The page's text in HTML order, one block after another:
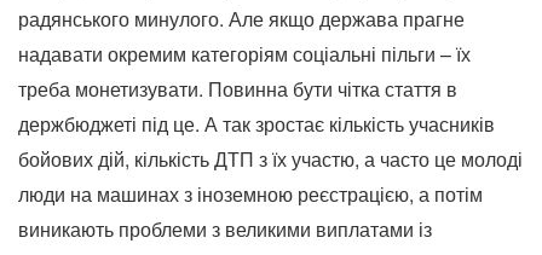
радянського минулого. Але якщо держава прагне
надавати окремим категоріям соціальні пільги – їх
треба монетизувати. Повинна бути чітка стаття в
держбюджеті під це. А так зростає кількість учасників
бойових дій, кількість ДТП з їх участю, а часто це молоді
люди на машинах з іноземною реєстрацією, а потім
виникають проблеми з великими виплатами із